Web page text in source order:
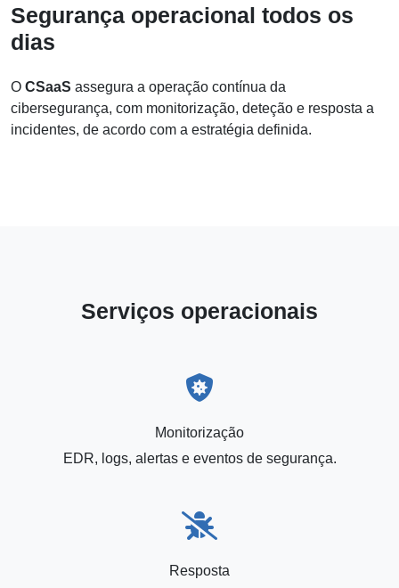
Segurança operacional todos os
dias
O CSaaS assegura a operação contínua da
cibersegurança, com monitorização, deteção e resposta a
incidentes, de acordo com a estratégia definida.
Serviços operacionais
Monitorização
EDR, logs, alertas e eventos de segurança.
Resposta